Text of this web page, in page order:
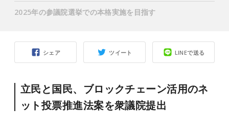
シェア ツイート LINEで送る
立民と国民、ブロックチェーン活用のネ
ット投票推進法案を衆議院提出
2025年の参議院選挙での本格実施を目指す